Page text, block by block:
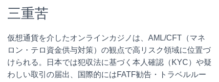
三重苦
仮想通貨を介したオンラインカジノは、AML/CFT（マネ
ロン・テロ資金供与対策）の観点で高リスク領域に位置づ
けられる。日本では犯収法に基づく本人確認（KYC）や疑
わしい取引の届出、国際的にはFATF勧告・トラベルルー